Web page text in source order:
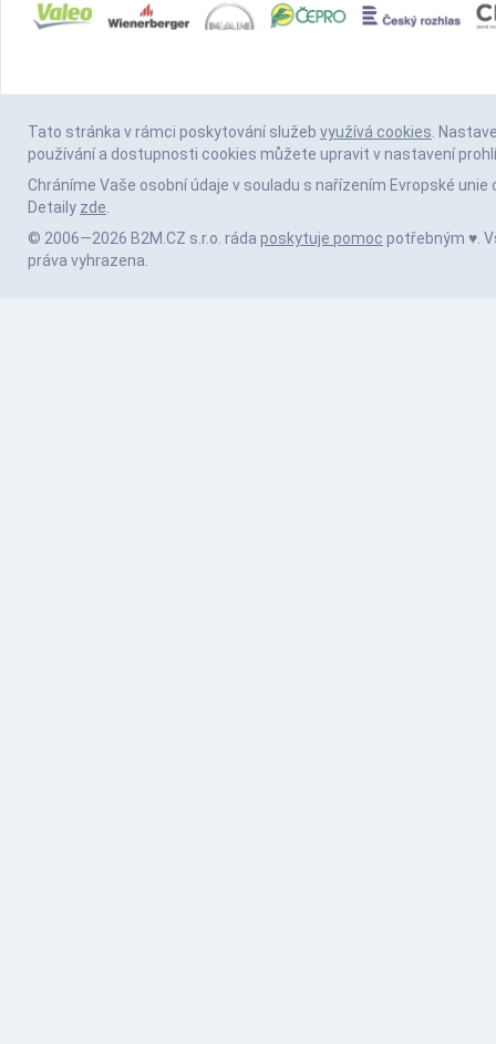
Tato stránka v rámci poskytování služeb využívá cookies.
používání a dostupnosti cookies můžete upravit v nastavení
Chráníme Vaše osobní údaje v souladu s nařízením Evropské unie
Detaily zde.
© 2006—2026 B2M.CZ s.r.o. ráda poskytuje pomoc potřebným ♥️.
práva vyhrazena.